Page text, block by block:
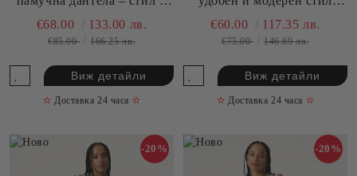
комфорт GARCIA (SKU)
Q260117
€68.00 133.00 лв.
€85.00 166.25 лв.
Виж детайли
✫ Доставка 24 часа ✫
GARCIA (SKU) R260310
€60.00 117.35 лв.
€75.00 146.69 лв.
Виж детайли
✫ Доставка 24 часа ✫
-20% -20%